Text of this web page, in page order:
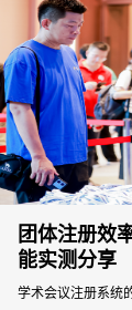
团体注册效
能实测分享
学术会议注册系统